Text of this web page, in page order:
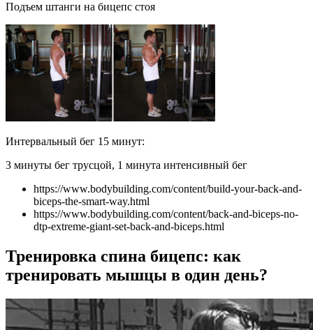
Подъем штанги на бицепс стоя
Интервальный бег 15 минут:
3 минуты бег трусцой, 1 минута интенсивный бег
https://www.bodybuilding.com/content/build-your-back-and-
biceps-the-smart-way.html
https://www.bodybuilding.com/content/back-and-biceps-no-
dtp-extreme-giant-set-back-and-biceps.html
Тренировка спина бицепс: как
тренировать мышцы в один день?